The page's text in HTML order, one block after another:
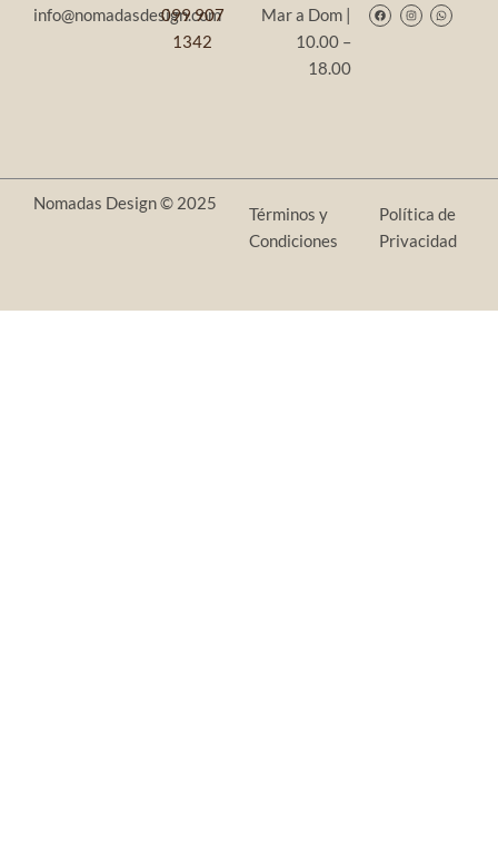
info@nomadasdesign.com
099 907
1342
Mar a Dom |
10.00 –
18.00
FacebookInstagramWhatsapp
Nomadas Design © 2025
Política de
Privacidad
Términos y
Condiciones